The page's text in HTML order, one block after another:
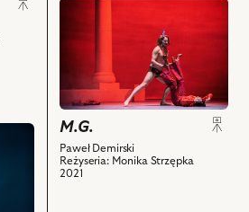
przejdź
obiektu
Na
zdjęciu:
Paweł
Tomaszewski
–
M.G.
Paweł Demirski
Reżyseria: Monika Strzępka
2021